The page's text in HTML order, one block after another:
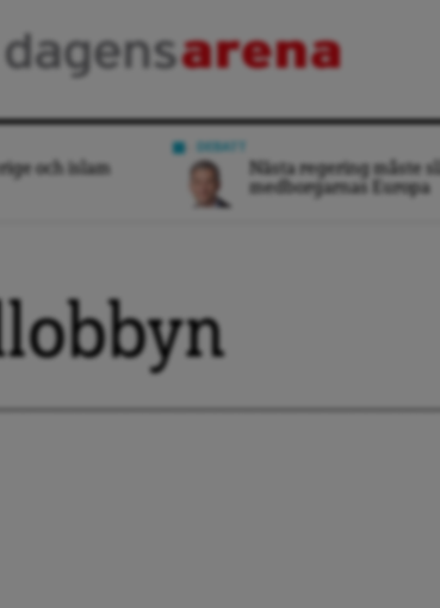
och islam
Nästa regering måste
medborgarnas Europa